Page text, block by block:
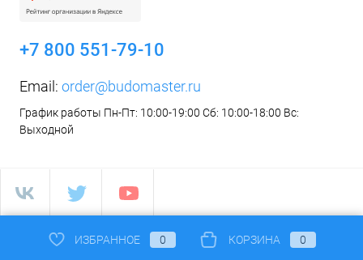
+7 800 551-79-10
Email: order@budomaster.ru
График работы Пн-Пт: 10:00-19:00 Сб: 10:00-18:00 Вс:
Выходной
ИЗБРАННОЕ 0 КОРЗИНА 0